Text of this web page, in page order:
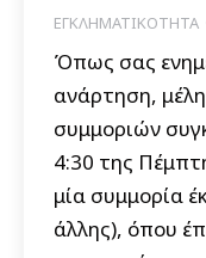
ΕΓΚΛΗΜΑΤΙΚΟΤΗΤΑ
Όπως σας
ανάρτηση,
συμμοριών
4:30 της
μία συμμορία
άλλης), όπου